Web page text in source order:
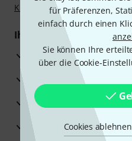
für Präferenzen,
einfach durch einen
Sie können Ihre
über die Cookie-
Cookies ablehnen
Klarna Ratenzahlungoder
Ihre Vorteile
3 Jahre Thomann
30 Tage Money-Back-
Reparaturservice
Beratung durch